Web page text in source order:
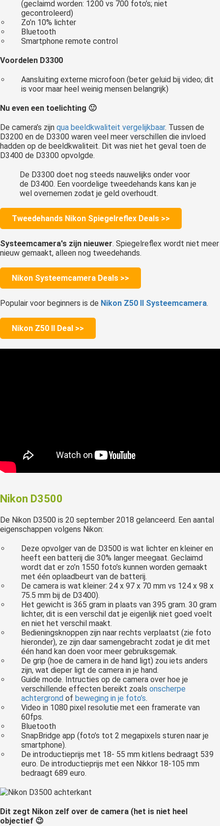
(geclaimd worden: 1200 vs 700 foto’s; niet
gecontroleerd)
Zo’n 10% lichter
Bluetooth
Smartphone remote control
Voordelen D3300
Aansluiting externe microfoon (beter geluid bij video; dit
is voor maar heel weinig mensen belangrijk)
Nu even een toelichting 🙂
De camera’s zijn qua beeldkwaliteit vergelijkbaar. Tussen de
D3200 en de D3300 waren veel meer verschillen die invloed
hadden op de beeldkwaliteit. Dit was niet het geval toen de
D3400 de D3300 opvolgde.
De D3300 doet nog steeds nauwelijks onder voor
de D3400. Een voordelige tweedehands kans kan je
wel overnemen zodat je geld overhoudt.
Tweedehands Nikon Spiegelreflex Deals >>
Systeemcamera's zijn nieuwer. Spiegelreflex wordt niet meer
nieuw gemaakt, alleen nog tweedehands.
Nikon Systeemcamera Deals >>
Populair voor beginners is de Nikon Z50 II Systeemcamera.
Nikon Z50 II Deal >>
Nikon D3500
De Nikon D3500 is 20 september 2018 gelanceerd. Een aantal
eigenschappen volgens Nikon:
Deze opvolger van de D3500 is wat lichter en kleiner en
heeft een batterij die 30% langer meegaat. Geclaimd
wordt dat er zo’n 1550 foto’s kunnen worden gemaakt
met één oplaadbeurt van de batterij.
De camera is wat kleiner: 24 x 97 x 70 mm vs 124 x 98 x
75.5 mm bij de D3400).
Het gewicht is 365 gram in plaats van 395 gram. 30 gram
lichter, dit is een verschil dat je eigenlijk niet goed voelt
en niet het verschil maakt.
Bedieningsknoppen zijn naar rechts verplaatst (zie foto
hieronder), ze zijn daar samengebracht zodat je dit met
één hand kan doen voor meer gebruiksgemak.
De grip (hoe de camera in de hand ligt) zou iets anders
zijn, wat dieper ligt de camera in je hand.
Guide mode. Intructies op de camera over hoe je
verschillende effecten bereikt zoalsonscherpe
achtergrond ofbeweging in je foto’s.
Video in 1080 pixel resolutie met een framerate van
60fps.
Bluetooth
SnapBridge app (foto’s tot 2 megapixels sturen naar je
smartphone).
De introductieprijs met 18- 55 mm kitlens bedraagt 539
euro. De introductieprijs met een Nikkor 18-105 mm
bedraagt 689 euro.
Dit zegt Nikon zelf over de camera (het is niet heel
objectief 😉